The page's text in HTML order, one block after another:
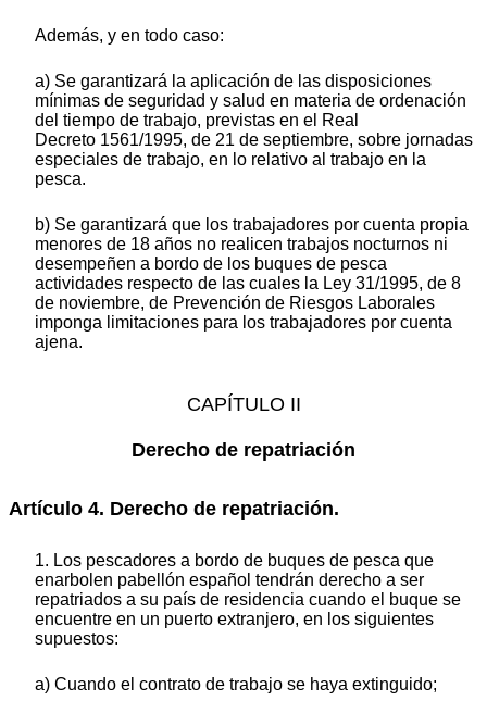
Además, y en todo caso:
a) Se garantizará la aplicación de las disposiciones
mínimas de seguridad y salud en materia de ordenación
del tiempo de trabajo, previstas en el Real
Decreto 1561/1995, de 21 de septiembre, sobre jornadas
especiales de trabajo, en lo relativo al trabajo en la
pesca.
b) Se garantizará que los trabajadores por cuenta propia
menores de 18 años no realicen trabajos nocturnos ni
desempeñen a bordo de los buques de pesca
actividades respecto de las cuales la Ley 31/1995, de 8
de noviembre, de Prevención de Riesgos Laborales
imponga limitaciones para los trabajadores por cuenta
ajena.
CAPÍTULO II
Derecho de repatriación
Artículo 4. Derecho de repatriación.
1. Los pescadores a bordo de buques de pesca que
enarbolen pabellón español tendrán derecho a ser
repatriados a su país de residencia cuando el buque se
encuentre en un puerto extranjero, en los siguientes
supuestos:
a) Cuando el contrato de trabajo se haya extinguido;